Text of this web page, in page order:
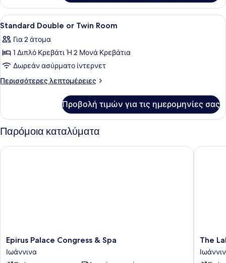
Τρίκλινο
Δωμάτιο
Προβολή
όλων
των
φωτογραφιών
για
Standard
Twin
Ένα δωμάτιο ξενοδοχείου με ένα
4
Standard Double or Twin Room
Για 2 άτομα
1 Διπλό Κρεβάτι Ή 2 Μονά Κρεβάτια
Δωρεάν ασύρματο ίντερνετ
Περισσότερες λεπτομέρειες
Περισσότερες
Double
Twin
Προβολή τιμών για τις ημερομηνίες σας
Παρόμοια καταλύματα
Epirus
Palace
Congress
Epirus Palace Congress & Spa
Ιωάννινα
Epirus Palace Congress & Spa
The
Lake
Hotel
The
The